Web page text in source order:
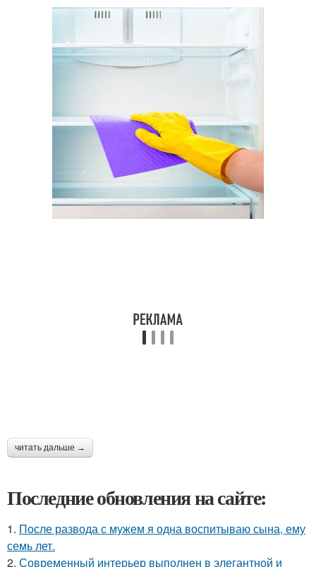
читать дальше →
Последние обновления на сайте:
1. После развода с мужем я одна воспитываю сына, ему
семь лет.
2. Современный интерьер выполнен в элегантной и